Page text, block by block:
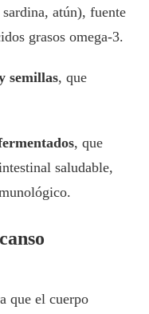
atún), fuente
grasos omega-3.
semillas, que
, que
saludable,
que el cuerpo